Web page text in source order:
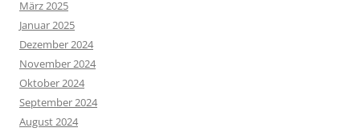
März 2025
Januar 2025
Dezember 2024
November 2024
Oktober 2024
September 2024
August 2024